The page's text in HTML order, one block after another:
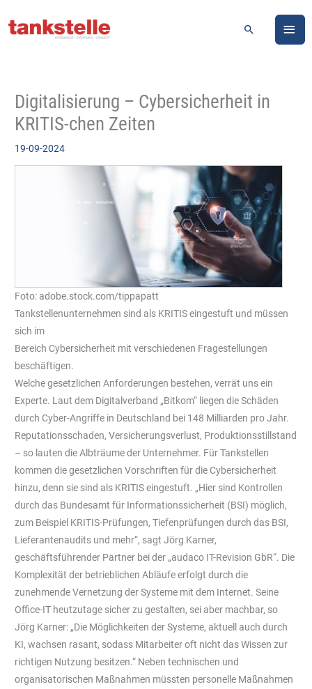
Inhalt
Suchen
Digitalisierung – Cybersicherheit in
KRITIS-chen Zeiten
19-09-2024
Foto: adobe.stock.com/tippapatt
Tankstellenunternehmen sind als KRITIS eingestuft und müssen
sich im
Bereich Cybersicherheit mit verschiedenen Fragestellungen
beschäftigen.
Welche gesetzlichen Anforderungen bestehen, verrät uns ein
Experte. Laut dem Digitalverband „Bitkom“ liegen die Schäden
durch Cyber-Angriffe in Deutschland bei 148 Milliarden pro Jahr.
Reputationsschaden, Versicherungsverlust, Produktionsstillstand
– so lauten die Albträume der Unternehmer. Für Tankstellen
kommen die gesetzlichen Vorschriften für die Cybersicherheit
hinzu, denn sie sind als KRITIS eingestuft. „Hier sind Kontrollen
durch das Bundesamt für Informationssicherheit (BSI) möglich,
zum Beispiel KRITIS-Prüfungen, Tiefenprüfungen durch das BSI,
Lieferantenaudits und mehr“, sagt Jörg Karner,
geschäftsführender Partner bei der „audaco IT-Revision GbR“. Die
Komplexität der betrieblichen Abläufe erfolgt durch die
zunehmende Vernetzung der Systeme mit dem Internet. Seine
Office-IT heutzutage sicher zu gestalten, sei aber machbar, so
Jörg Karner: „Die Möglichkeiten der Systeme, aktuell auch durch
KI, wachsen rasant, sodass Mitarbeiter oft nicht das Wissen zur
richtigen Nutzung besitzen.“ Neben technischen und
organisatorischen Maßnahmen müssten personelle Maßnahmen